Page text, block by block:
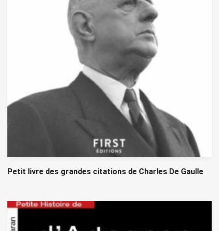
Petit livre des grandes citations de Charles De Gaulle